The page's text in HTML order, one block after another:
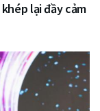
lại đầy cảm